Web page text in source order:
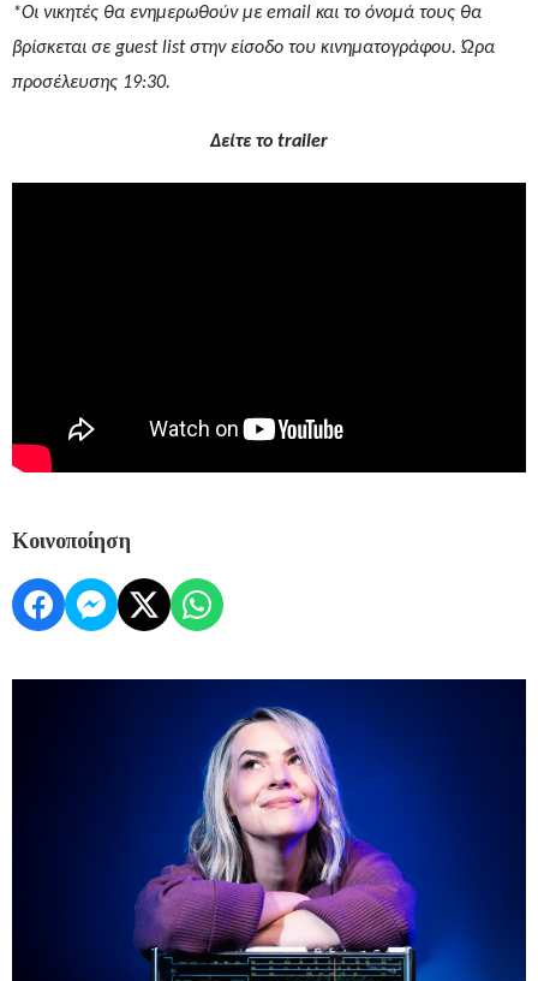
*Οι νικητές θα ενημερωθούν με email και το όνομά τους θα
βρίσκεται σε guest listστην είσοδο του κινηματογράφου. Ώρα
προσέλευσης 19:30.
Δείτε το trailer
Κοινοποίηση